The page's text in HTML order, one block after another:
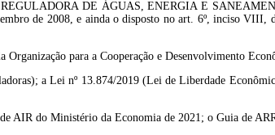
DE ÁGUAS, ENERGIA E
de 2008, e ainda o disposto no art. 6º, inciso VIII,
Organização para a Cooperação e Desenvolvimento
a Lei nº 13.874/2019 (Lei de Liberdade
AIR do Ministério da Economia de 2021; o Guia de